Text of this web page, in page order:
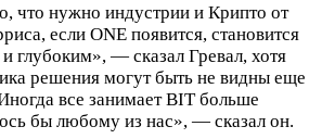
что нужно индустрии и Криптo от
если ONE появится, становится
глубоким», — сказал Гревал, хотя
решения могут быть не видны еще
все занимает BIT больше
бы любому из нас», — сказал он.